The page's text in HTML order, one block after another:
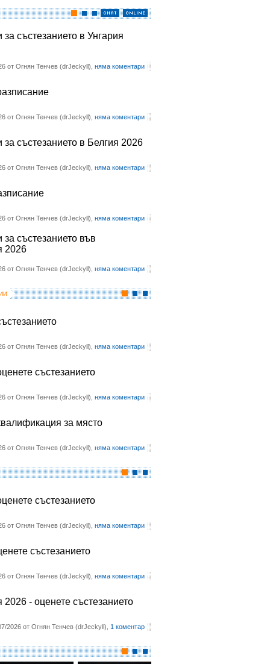
за състезанието в Унгария
от Огнян Тенчев (drJeckyll), няма коментари
от Огнян Тенчев (drJeckyll), няма коментари
за състезанието в Белгия 2026
от Огнян Тенчев (drJeckyll), няма коментари
от Огнян Тенчев (drJeckyll), няма коментари
за състезанието във
2026
от Огнян Тенчев (drJeckyll), няма коментари
от Огнян Тенчев (drJeckyll), няма коментари
състезанието
от Огнян Тенчев (drJeckyll), няма коментари
за място
от Огнян Тенчев (drJeckyll), няма коментари
състезанието
от Огнян Тенчев (drJeckyll), няма коментари
състезанието
от Огнян Тенчев (drJeckyll), няма коментари
2026 - оценете състезанието
2026 от Огнян Тенчев (drJeckyll), 1 коментар